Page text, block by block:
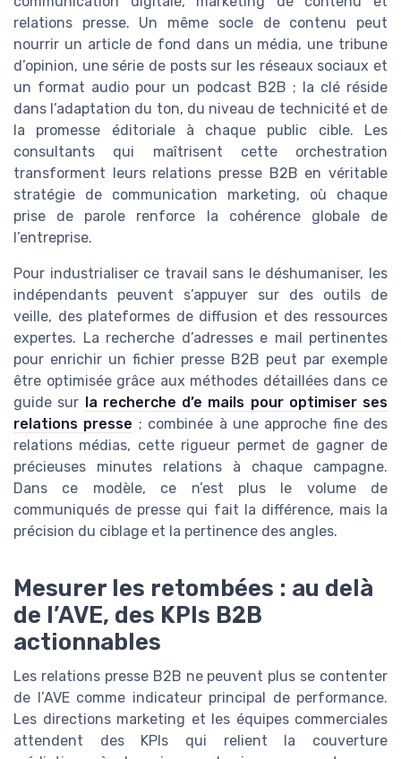
relations presse. Un même socle de contenu peut
nourrir un article de fond dans un média, une tribune
d’opinion, une série de posts sur les réseaux sociaux et
un format audio pour un podcast B2B ; la clé réside
dans l’adaptation du ton, du niveau de technicité et de
la promesse éditoriale à chaque public cible. Les
consultants qui maîtrisent cette orchestration
transforment leurs relations presse B2B en véritable
stratégie de communication marketing, où chaque
prise de parole renforce la cohérence globale de
l’entreprise.
Pour industrialiser ce travail sans le déshumaniser, les
indépendants peuvent s’appuyer sur des outils de
veille, des plateformes de diffusion et des ressources
expertes. La recherche d’adresses e mail pertinentes
pour enrichir un fichier presse B2B peut par exemple
être optimisée grâce aux méthodes détaillées dans ce
guide sur
la recherche d’e mails pour optimiser ses
relations presse ; combinée à une approche fine des
relations médias, cette rigueur permet de gagner de
précieuses minutes relations à chaque campagne.
Dans ce modèle, ce n’est plus le volume de
communiqués de presse qui fait la différence, mais la
précision du ciblage et la pertinence des angles.
Mesurer les retombées : au delà
de l’AVE, des KPIs B2B
actionnables
Les relations presse B2B ne peuvent plus se contenter
de l’AVE comme indicateur principal de performance.
Les directions marketing et les équipes commerciales
attendent des KPIs qui relient la couverture